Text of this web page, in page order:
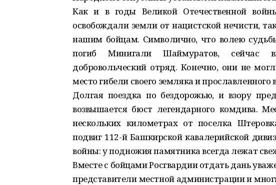
Как и в годы Великой Отечественной
освобождали земли от нацистской нечисти,
нашим бойцам. Символично, что волею
погиб Минигали Шаймуратов, сейчас
добровольческий отряд. Конечно, они не
место гибели своего земляка и прославленного
Долгая поездка по бездорожью, и взору
возвышается бюст легендарного комдива.
нескольких километрах от поселка
подвиг 112-й Башкирской кавалерийской
войны: у подножия памятника всегда лежат
Вместе с бойцами Росгвардии отдать дань
представители местной администрации и